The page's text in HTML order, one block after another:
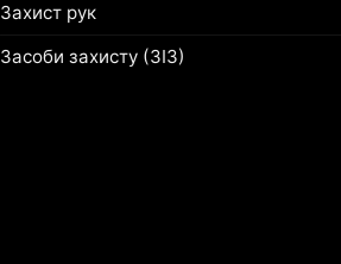
Захист рук
Засоби захисту (ЗІЗ)